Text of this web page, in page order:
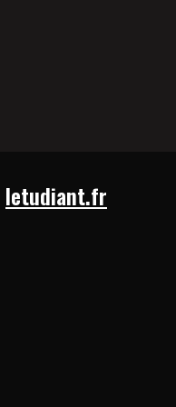
letudiant.fr